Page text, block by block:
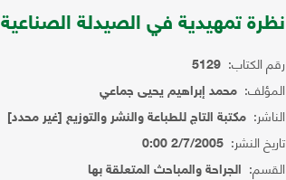
نظرة تمهيدية في الصيدلة الصناعية
رقم الكتاب: 5129
المؤلف: محمد إبراهيم يحيى جماعي
الناشر: مكتبة التاج للطباعة والنشر والتوزيع [غير محدد]
تاريخ النشر: 2/7/2005 0:00
القسم: الجراحة والمباحث المتعلقة بها